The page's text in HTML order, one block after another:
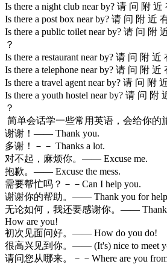
Is there a night club near by? 请 问 附
Is there a post box near by? 请 问 附 近
Is there a public toilet near by? 请 问 附
？
Is there a restaurant near by? 请 问 附
Is there a telephone near by? 请 问 附
Is there a travel agent near by? 请 问 附
Is there a youth hostel near by? 请 问
？
简单会话学一些常用英语，会给你的
谢谢！—— Thank you.
多谢！－－ Thanks a lot.
对不起，麻烦你。—— Excuse me.
抱歉。—— Excuse the mess.
需要帮忙吗？－－Can I help you.
谢谢你的帮助。—— Thank you for
无论如何，我还要感谢你。——
How are you!
初次见面问好。—— How do you do!
很高兴见到你。—— (It's) nice to meet
请问您从哪来。－－Where are you